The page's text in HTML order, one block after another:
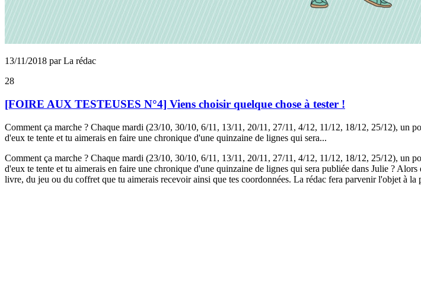
13/11/2018 par La rédac
28
[FOIRE AUX TESTEUSES N°4] Viens choisir quelque chose à tester !
Comment ça marche ? Chaque mardi (23/10, 30/10, 6/11, 13/11, 20/11, 27/11, 4/12, 11/12, 18/12, 25/12), un
d'eux te tente et tu aimerais en faire une chronique d'une quinzaine de lignes qui sera...
Comment ça marche ? Chaque mardi (23/10, 30/10, 6/11, 13/11, 20/11, 27/11, 4/12, 11/12, 18/12, 25/12), un
d'eux te tente et tu aimerais en faire une chronique d'une quinzaine de lignes qui sera publiée dans Julie ?
livre, du jeu ou du coffret que tu aimerais recevoir ainsi que tes coordonnées. La rédac fera parvenir l'objet à la